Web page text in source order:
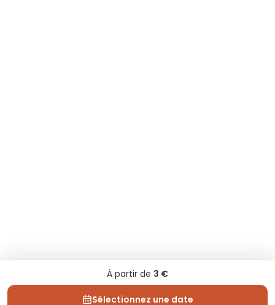
À partir de 3 €
Sélectionnez une date